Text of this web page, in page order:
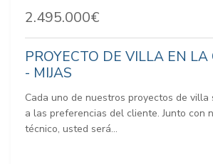
2.495.000€
PROYECTO DE VILLA EN
- MIJAS
Cada uno de nuestros proyectos de
a las preferencias del cliente. Junto con
técnico, usted será...